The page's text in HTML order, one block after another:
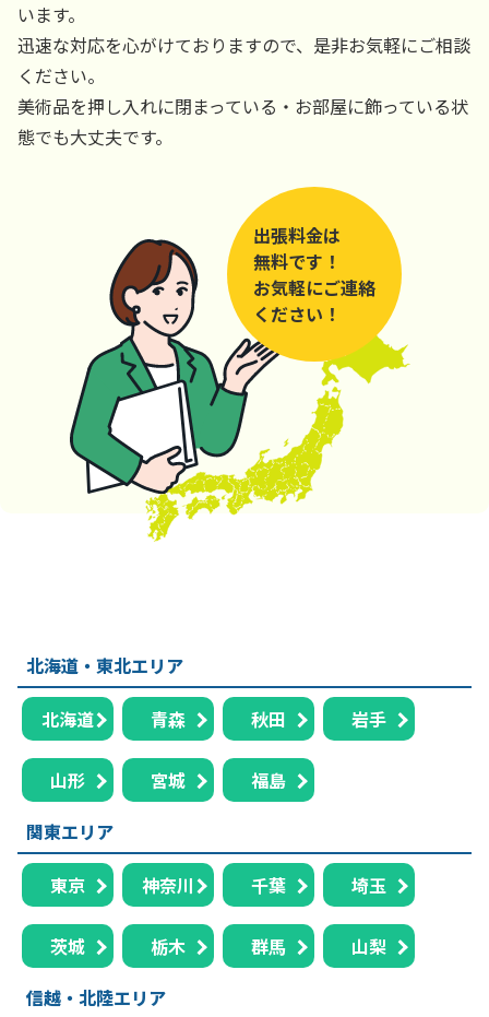
います。
迅速な対応を心がけておりますので、是非お気軽にご相談
ください。
美術品を押し入れに閉まっている・お部屋に飾っている状
態でも大丈夫です。
出張料金は
無料です！
お気軽にご連絡
ください！
北海道・東北エリア
北海道 青森 秋田 岩手
山形 宮城
福島
関東エリア
東京 神奈川 千葉 埼玉
茨城 栃木 群馬
山梨
信越・北陸エリア